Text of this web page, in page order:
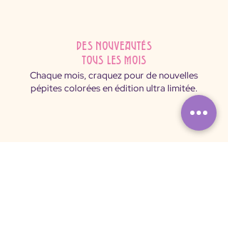
des nouveautés
tous les mois
Chaque mois, craquez pour de nouvelles
pépites colorées en édition ultra limitée.